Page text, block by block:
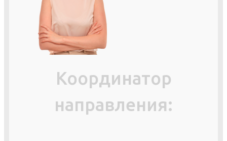
Координатор
направления: